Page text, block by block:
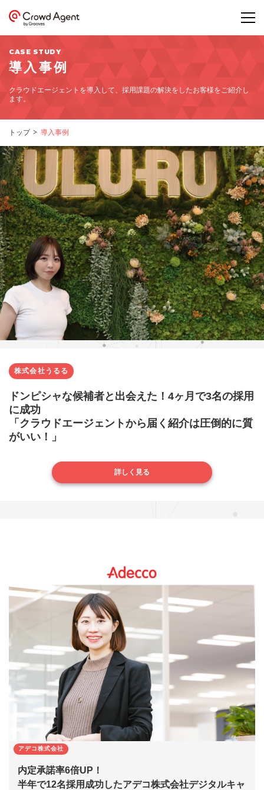
導入事例
クラウドエージェントを導入して、採用課題の解決をしたお客様をご紹介し
ます。
トップ 導入事例
株式会社うるる
ドンピシャな候補者と出会えた！4ヶ月で3名の採用
に成功
「クラウドエージェントから届く紹介は圧倒的に質
がいい！」
詳しく見る
アデコ株式会社
内定承諾率6倍UP！
半年で12名採用成功したアデコ株式会社デジタルキャ